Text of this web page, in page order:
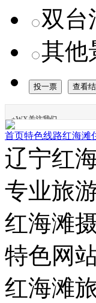
双台
其他
+WX关注我们
首页特色线路红海滩
辽宁红
专业旅
红海滩
特色网
红海滩